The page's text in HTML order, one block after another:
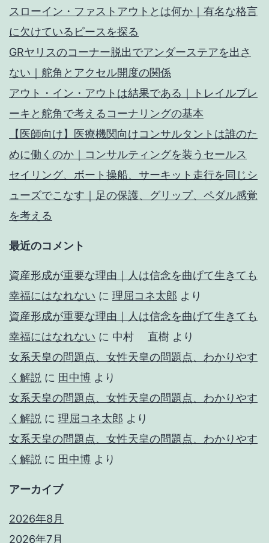
スローイン・ファストアウトとは何か｜有名な格言
に欠けているピースを探る
GRヤリスのコーナー脱出でアンダーステアを出さ
ない｜舵角とアクセル開度の関係
アウト・イン・アウトは結果である｜トレイルブレ
ーキと舵角で考えるコーナリングの基本
【医師向け】医療機関向けコンサルタントは誰のた
めに働くのか｜コンサルティングを装うセールス
セイリング、ボート操船、サーキット走行を同じシ
ューズでこなす｜足の保護、グリップ、ペダル感覚
を考える
最近のコメント
資産形成が重要な理由｜人は信念を曲げて生きても
幸福にはなれない に 理屈コネ太郎 より
資産形成が重要な理由｜人は信念を曲げて生きても
幸福にはなれない に 中村 直樹 より
女系天皇の問題点、女性天皇の問題点、わかりやす
く解説 に 田中博 より
女系天皇の問題点、女性天皇の問題点、わかりやす
く解説 に 理屈コネ太郎 より
女系天皇の問題点、女性天皇の問題点、わかりやす
く解説 に 田中博 より
アーカイブ
2026年8月
2026年7月